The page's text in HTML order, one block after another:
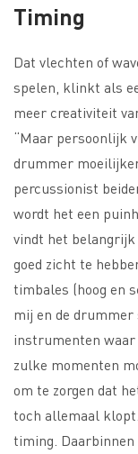
Timing
Dat vlechten of
spelen, klinkt als
meer creativiteit
“Maar persoonlijk
drummer
percussionist
wordt het een
vindt het
goed zicht te
timbales (hoog en
mij en de drummer
instrumenten waar
zulke momenten
om te zorgen dat
toch allemaal
timing.